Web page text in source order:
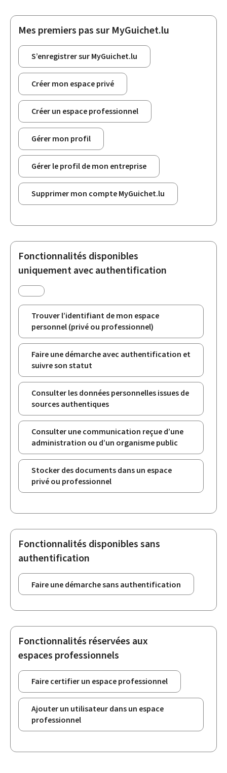
Mes premiers pas sur MyGuichet.lu
S’enregistrer sur MyGuichet.lu
Créer mon espace privé
Créer un espace professionnel
Gérer mon profil
Gérer le profil de mon entreprise
Supprimer mon compte MyGuichet.lu
Fonctionnalités disponibles
uniquement avec authentification
Trouver l’identifiant de mon espace
personnel (privé ou professionnel)
Faire une démarche avec authentification et
suivre son statut
Consulter les données personnelles issues de
sources authentiques
Consulter une communication reçue d’une
administration ou d’un organisme public
Stocker des documents dans un espace
privé ou professionnel
Fonctionnalités disponibles sans
authentification
Faire une démarche sans authentification
Fonctionnalités réservées aux
espaces professionnels
Faire certifier un espace professionnel
Ajouter un utilisateur dans un espace
professionnel